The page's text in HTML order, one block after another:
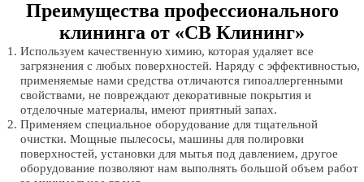
Преимущества профессионального
клининга от «СВ Клининг»
Используем качественную химию, которая удаляет все
загрязнения с любых поверхностей. Наряду с эффективностью,
применяемые нами средства отличаются гипоаллергенными
свойствами, не повреждают декоративные покрытия и
отделочные материалы, имеют приятный запах.
Применяем специальное оборудование для тщательной
очистки. Мощные пылесосы, машины для полировки
поверхностей, установки для мытья под давлением, другое
оборудование позволяют нам выполнять большой объем работ